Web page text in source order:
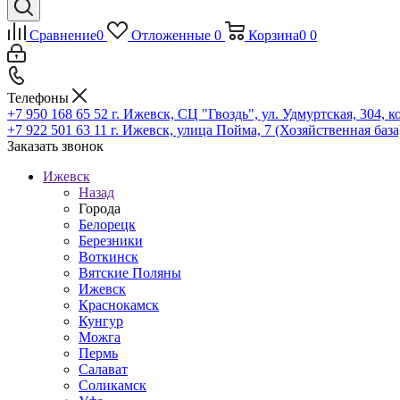
Сравнение0 Отложенные 0 Корзина0 0
Телефоны
+7 950 168 65 52 г. Ижевск, СЦ "Гвоздь", ул. Удмуртская, 304,
+7 922 501 63 11 г. Ижевск, улица Пойма, 7 (Хозяйственная
Заказать звонок
Ижевск
Назад
Города
Белорецк
Березники
Воткинск
Вятские Поляны
Ижевск
Краснокамск
Кунгур
Можга
Пермь
Салават
Соликамск